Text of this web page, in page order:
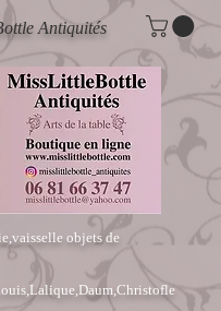
Antiquités
objets de